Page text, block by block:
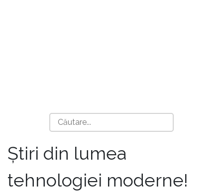
Știri din lumea
tehnologiei moderne!